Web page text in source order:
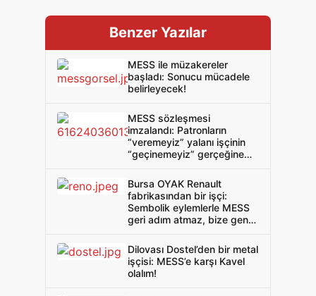
Benzer Yazılar
MESS ile müzakereler
başladı: Sonucu mücadele
belirleyecek!
MESS sözleşmesi
imzalandı: Patronların
“veremeyiz” yalanı işçinin
“geçinemeyiz” gerçeğine
Bursa OYAK Renault
fabrikasından bir işçi:
Sembolik eylemlerle MESS
geri adım atmaz, bize genel
Dilovası Dostel’den bir metal
işçisi: MESS’e karşı Kavel
olalım!